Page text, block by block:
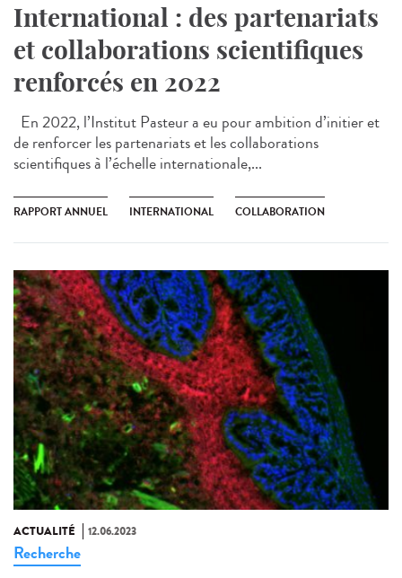
International : des partenariats
et collaborations scientifiques
renforcés en 2022
En 2022, l’Institut Pasteur a eu pour ambition d’initier et
de renforcer les partenariats et les collaborations
scientifiques à l’échelle internationale,...
RAPPORT ANNUEL INTERNATIONAL COLLABORATION
ACTUALITÉ 12.06.2023
Recherche